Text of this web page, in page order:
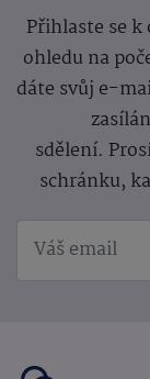
Přihlaste se
ohledu na
dáte svůj e-
sdělení.
schránku,